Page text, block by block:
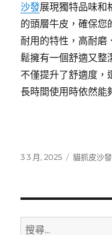
沙發展現獨特品味和
的頭層牛皮，確保您
耐用的特性，高耐磨
鬆擁有一個舒適又整
不僅提升了舒適度，
長時間使用時依然能
發
3 3 月, 2025
分
貓抓皮沙發
搜